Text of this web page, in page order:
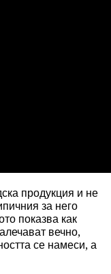
продукция и не
за него
показва как
вечно,
се намеси, а